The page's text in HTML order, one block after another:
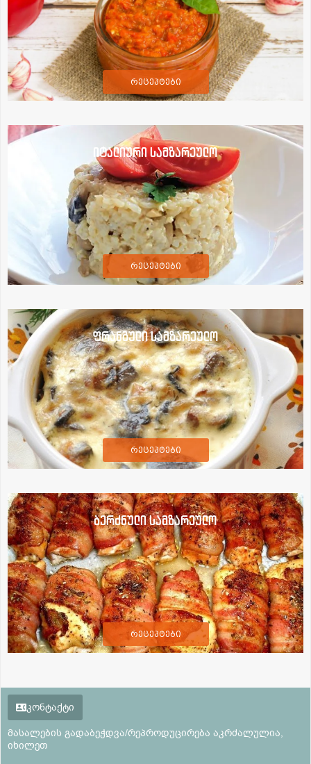
რეცეპტები
იტალიური სამზარეულო
რეცეპტები
ფრანგული სამზარეულო
რეცეპტები
ბერძნული სამზარეულო
რეცეპტები
კონტაქტი
მასალების გადაბეჭდვა/რეპროდუცირება აკრძალულია,
იხილეთ